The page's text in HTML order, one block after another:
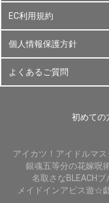
EC利用規約
個人情報保護方針
よくあるご質問
初めての
アイカツ！ アイドルマス
銀魂五等分の花嫁呪
名取さなBLEACHブ
メイドインアビス遊☆